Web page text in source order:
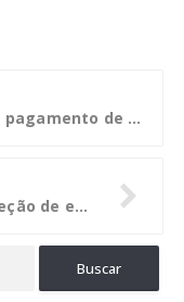
Cautelar do TCE suspende pagamento de verba indenizatória em Nova Mutum
TCE emitiu 551 alertas para correção de erros aos gestores em 2017